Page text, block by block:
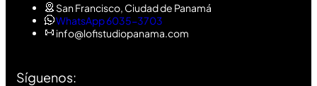
San Francisco, Ciudad de Panamá
WhatsApp 6035-3703
info@lofistudiopanama.com
Síguenos: